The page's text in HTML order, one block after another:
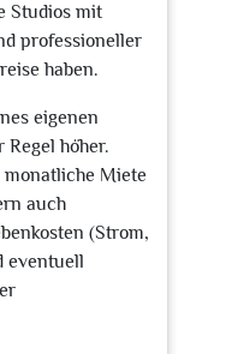
Studios mit
professioneller
haben.
eigenen
Regel höher.
Miete
auch
(Strom,
eventuell